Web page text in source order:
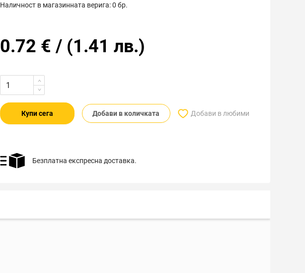
Наличност в магазинната верига:0 бр.
0.72 € / (1.41 лв.)
Купи сега Добави в количката Добави в любими
Безплатна експресна доставка.